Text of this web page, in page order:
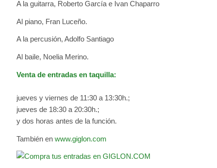
A la guitarra, Roberto García e Ivan Chaparro
Al piano, Fran Luceño.
A la percusión, Adolfo Santiago
Al baile, Noelia Merino.
Venta de entradas en taquilla:
jueves y viernes de 11:30 a 13:30h.;
jueves de 18:30 a 20:30h.;
y dos horas antes de la función.
También en www.giglon.com